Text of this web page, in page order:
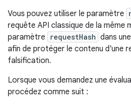
Vous pouvez utiliser le paramètre
requête API classique de la même
paramètre
requestHash dans
afin de protéger le contenu d'une
falsification.
Lorsque vous demandez une
procédez comme suit :